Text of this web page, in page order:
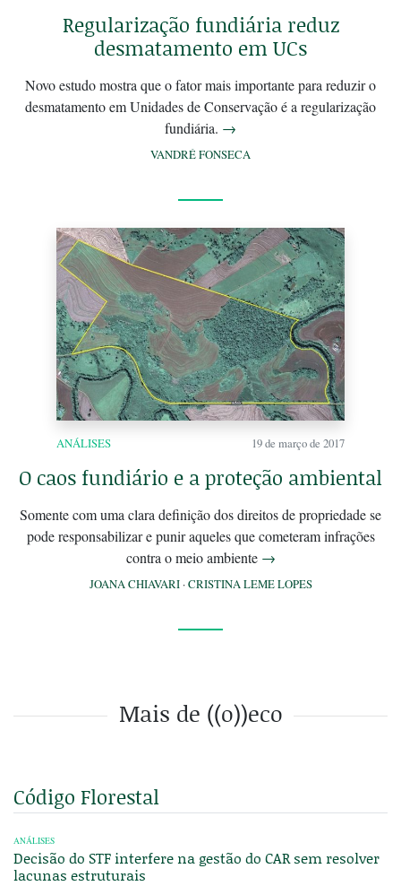
Regularização fundiária reduz
desmatamento em UCs
Novo estudo mostra que o fator mais importante para reduzir o
desmatamento em Unidades de Conservação é a regularização
fundiária. →
VANDRÉ FONSECA
ANÁLISES 19 de março de 2017
O caos fundiário e a proteção ambiental
Somente com uma clara definição dos direitos de propriedade se
pode responsabilizar e punir aqueles que cometeram infrações
contra o meio ambiente →
JOANA CHIAVARI·CRISTINA LEME LOPES
Mais de ((o))eco
Código Florestal
ANÁLISES
Decisão do STF interfere na gestão do CAR sem resolver
lacunas estruturais